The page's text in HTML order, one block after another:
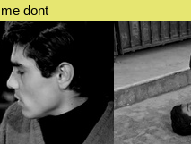
dont